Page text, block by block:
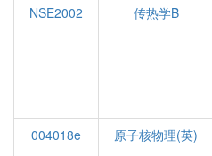
NSE2002 传热学B
004018e
原子核物理(英)